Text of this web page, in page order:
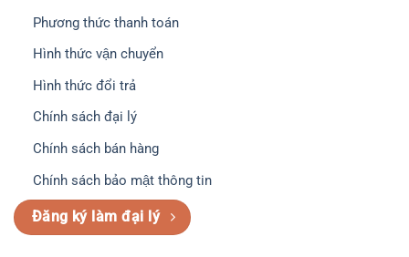
Phương thức thanh toán
Hình thức vận chuyển
Hình thức đổi trả
Chính sách đại lý
Chính sách bán hàng
Chính sách bảo mật thông tin
Đăng ký làm đại lý